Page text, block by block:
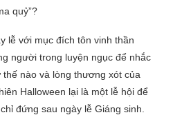
quỷ”?
lễ với mục đích tôn vinh thần
người trong luyện ngục để nhắc
nào và lòng thương xót của
Halloween lại là một lễ hội để
đứng sau ngày lễ Giáng sinh.